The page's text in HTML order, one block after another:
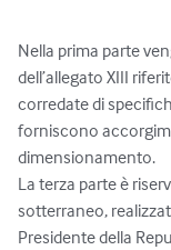
Nella prima parte
dell’allegato XIII
corredate di
forniscono
dimensionamento.
La terza parte è
sotterraneo,
Presidente della